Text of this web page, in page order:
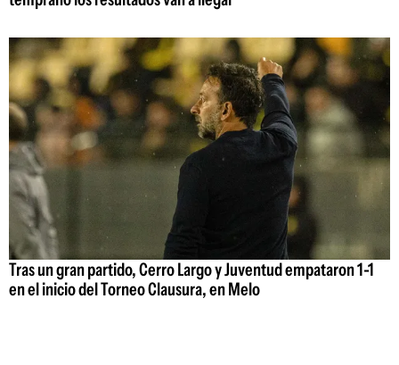
Tras un gran partido, Cerro Largo y Juventud empataron 1-1
en el inicio del Torneo Clausura, en Melo